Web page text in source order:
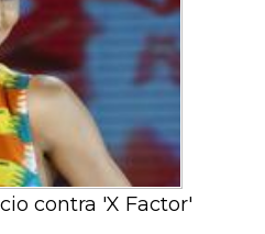
contra 'X Factor'